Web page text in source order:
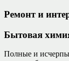
Ремонт и
Бытовая
Полные и